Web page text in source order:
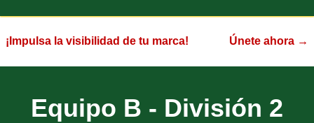
¡Impulsa la visibilidad de tu marca! Únete ahora →
Equipo B - División 2